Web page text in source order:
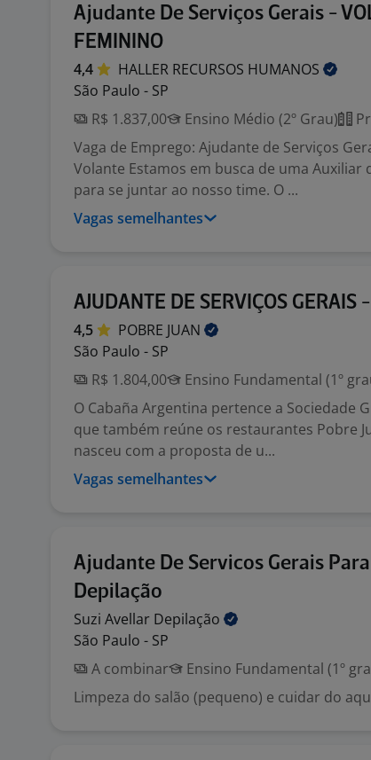
Ajudante De Serviços Gerais -
FEMININO
4,4 HALLER RECURSOS HUMANOS
São Paulo - SP
R$ 1.837,00
Ensino Médio (2º Grau)
Vaga de Emprego: Ajudante de Serviços
Volante Estamos em busca de uma Auxiliar
para se juntar ao nosso time. O ...
Vagas semelhantes
AJUDANTE DE SERVIÇOS GERAIS
4,5 POBRE JUAN
São Paulo - SP
R$ 1.804,00
Ensino Fundamental (1º
O Cabaña Argentina pertence a Sociedade
que também reúne os restaurantes Pobre
nasceu com a proposta de u...
Vagas semelhantes
Ajudante De Servicos Gerais
Depilação
Suzi Avellar Depilação
São Paulo - SP
A combinar
Ensino Fundamental (1º
Limpeza do salão (pequeno) e cuidar do